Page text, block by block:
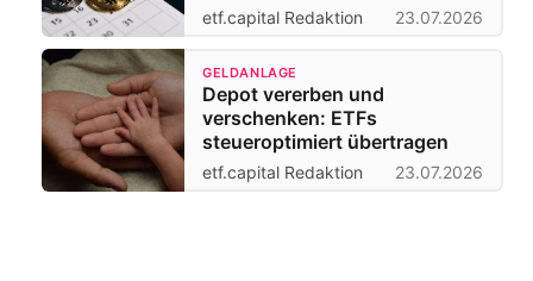
etf.capital Redaktion 23.07.2026
GELDANLAGE
Depot vererben und
verschenken: ETFs
steueroptimiert übertragen
etf.capital Redaktion 23.07.2026